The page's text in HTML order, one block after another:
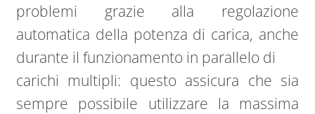
problemi grazie alla regolazione
automatica della potenza di carica, anche
durante il funzionamento in parallelo di
carichi multipli: questo assicura che sia
sempre possibile utilizzare la massima